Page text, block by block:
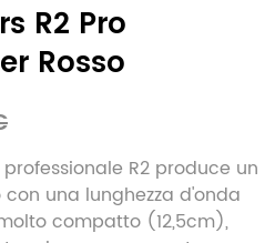
R2 Pro
Rosso
R2 produce un
una lunghezza d'onda
compatto (12,5cm),